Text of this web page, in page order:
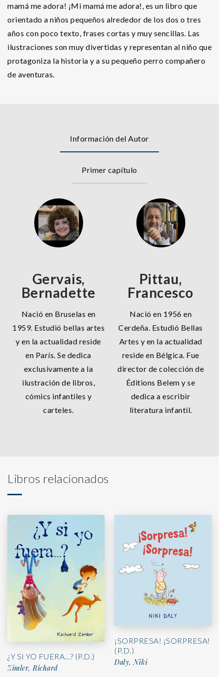
mamá me adora! ¡Mi mamá me adora!, es un libro que
orientado a niños pequeños alrededor de los dos o tres
años con poco texto, frases cortas y muy sencillas. Las
ilustraciones son muy divertidas y representan al niño que
protagoniza la historia y a su pequeño perro compañero
de aventuras.
Información del Autor
Primer capítulo
Gervais,
Bernadette
Nació en Bruselas en
1959. Estudió bellas artes
y en la actualidad reside
en París. Se dedica
exclusivamente a la
ilustración de libros,
cómics infantiles y
carteles.
Pittau,
Francesco
Nació en 1956 en
Cerdeña. Estudió Bellas
Artes y en la actualidad
reside en Bélgica. Fue
director de colección de
Éditions Belem y se
dedica a escribir
literatura infantil.
Libros relacionados
¿Y SI YO FUERA…? (P.D.)
Zimler, Richard
¡SORPRESA! ¡SORPRESA!
(P.D.)
Daly, Niki